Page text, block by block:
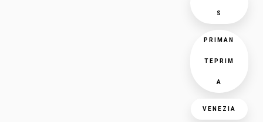
S
PRIMAN
TEPRIM
A
VENEZIA